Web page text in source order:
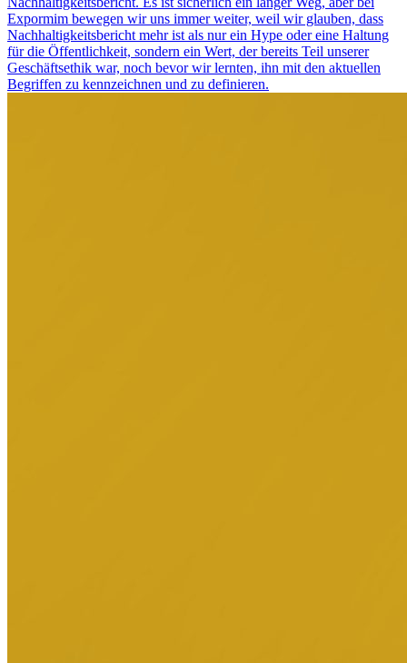
Expormim bewegen wir uns immer weiter, weil wir glauben, dass
Nachhaltigkeitsbericht mehr ist als nur ein Hype oder eine Haltung
für die Öffentlichkeit, sondern ein Wert, der bereits Teil unserer
Geschäftsethik war, noch bevor wir lernten, ihn mit den aktuellen
Begriffen zu kennzeichnen und zu definieren.